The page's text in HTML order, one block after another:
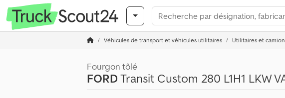
Véhicules de transport et véhicules utilitaires Utilitaires et
Fourgon tôlé
FORDTransit Custom 280 L1H1 LKW